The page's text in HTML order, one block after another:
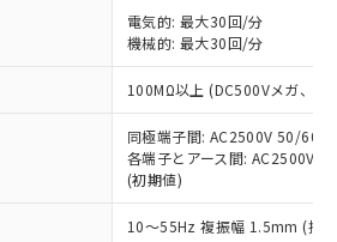
電気的: 最大30回/分
機械的: 最大30回/分
100MΩ以上 (DC500Vメガ、点
同極端子間: AC2500V 50/
各端子とアース間: AC2500V
(初期値)
10～55Hz 複振幅 1.5mm (接
期状況および標準価格はお客
引先、またはお客様担当のオ
御機器販売店・当社販売員に
制御機器販売店や当社販売拠
販売ネットワーク
」をご確認
および標準価格結果を当社の
諾なく第三者に漏洩または開
下、フタル酸ビス(2-エチルヘキシ
DOP) 1000ppm以下、フタル酸ブチ
） 1000ppm以下、フタル酸ジブチル
以下、フタル酸ジイソブチル
下
産業用監視および制御機器に対する
類の４物質については閾値を超える意
ことを確認しています。
、 PBDEs(ポリ臭化ジフェニルエーテ
チル) : 1000ppm、 DIBP(フタル酸ジ
、 BBP(フタル酸ブチルベンジ
ス(2-エチルヘキシル)) : 1000ppm
物質（10物質）のすべてが基
制貨物を破棄する場合は、完
するなど、違法に輸出されな
要な手段を講じます。
社製品を、核兵器、ミサイ
兵器、生物兵器またはその他
にこれらの製造装置等に一切
貴社製品を第三者に販売する
上記1、2および3の内容を当
数以上の在庫あり
数には満たないが在庫あり
なし(最新の在庫状況につ
は、お客様のお取引先、ま
お客様担当のオムロン制御
販売店・当社販売員にご確